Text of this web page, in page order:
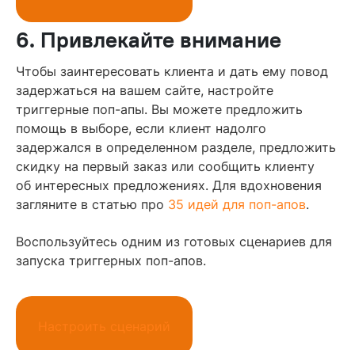
6. Привлекайте внимание
Чтобы заинтересовать клиента и дать ему повод
задержаться на вашем сайте, настройте
триггерные поп-апы. Вы можете предложить
помощь в выборе, если клиент надолго
задержался в определенном разделе, предложить
скидку на первый заказ или сообщить клиенту
об интересных предложениях. Для вдохновения
загляните в статью про 35 идей для поп-апов.
Воспользуйтесь одним из готовых сценариев для
запуска триггерных поп-апов.